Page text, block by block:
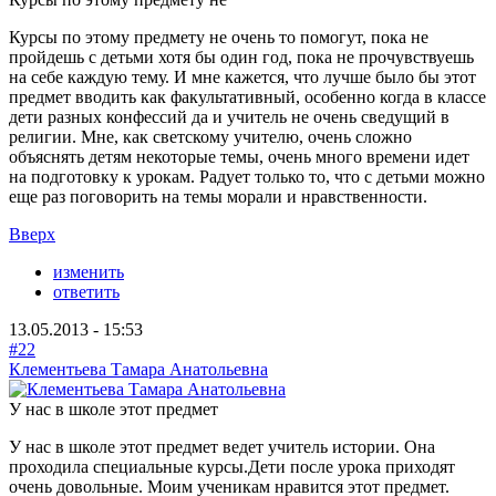
Курсы по этому предмету не очень то помогут, пока не
пройдешь с детьми хотя бы один год, пока не прочувствуешь
на себе каждую тему. И мне кажется, что лучше было бы этот
предмет вводить как факультативный, особенно когда в классе
дети разных конфессий да и учитель не очень сведущий в
религии. Мне, как светскому учителю, очень сложно
объяснять детям некоторые темы, очень много времени идет
на подготовку к урокам. Радует только то, что с детьми можно
еще раз поговорить на темы морали и нравственности.
Вверх
изменить
ответить
13.05.2013 - 15:53
#22
Клементьева Тамара Анатольевна
У нас в школе этот предмет
У нас в школе этот предмет ведет учитель истории. Она
проходила специальные курсы.Дети после урока приходят
очень довольные. Моим ученикам нравится этот предмет.